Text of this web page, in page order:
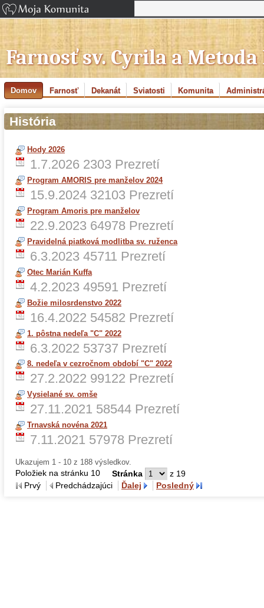
Farnosť sv. Cyrila a
Domov Farnosť Dekanát Sviatosti Komunita
História
Hody 2026
1.7.2026 2303 Prezretí
Program AMORIS pre manželov 2024
15.9.2024 32103 Prezretí
Program Amoris pre manželov
22.9.2023 64978 Prezretí
Pravidelná piatková modlitba sv. ruženca
6.3.2023 45711 Prezretí
Otec Marián Kuffa
4.2.2023 49591 Prezretí
Božie milosrdenstvo 2022
16.4.2022 54582 Prezretí
1. pôstna nedeľa "C" 2022
6.3.2022 53737 Prezretí
8. nedeľa v cezročnom období "C" 2022
27.2.2022 99122 Prezretí
Vysielané sv. omše
27.11.2021 58544 Prezretí
Trnavská novéna 2021
7.11.2021 57978 Prezretí
Ukazujem 1 - 10 z 188 výsledkov.
Položiek na stránku 10
Stránka
z 19
Prvý
Predchádzajúci Ďalej Posledný